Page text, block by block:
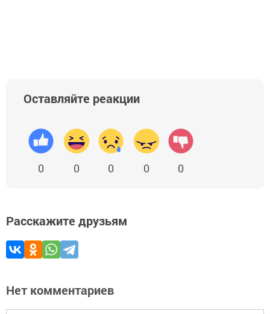
Оставляйте реакции
0 0 0 0 0
Расскажите друзьям
Нет комментариев